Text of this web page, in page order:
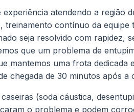
experiência atendendo a região
treinamento contínuo da
seja resolvido com rapidez,
que um problema de
mantemos uma frota dedicada
chegada de 30 minutos após a
(soda cáustica,
o problema e podem